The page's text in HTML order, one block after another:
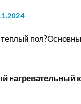
теплый
нагревательный